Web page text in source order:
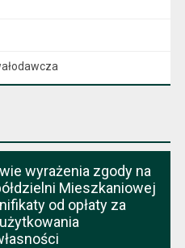
wyrażenia zgody na
Mieszkaniowej
od opłaty za